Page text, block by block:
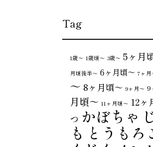
Tag
1歳〜 1歳頃～ 3歳〜 5ヶ月
月頃後半～ 6ヶ月頃～ 7ヶ月
～ 8ヶ月頃～ 9ヶ月〜 9
月頃～ 11ヶ月頃～ 12ヶ
つ かぼちゃ
も とうもろ